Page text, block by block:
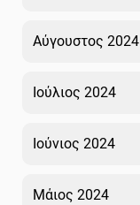
Αύγουστος 2024
Ιούλιος 2024
Ιούνιος 2024
Μάιος 2024